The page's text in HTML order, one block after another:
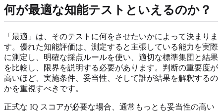
何が最適な知能テストといえるのか？
「最適」は、そのテストに何をさせたいかによって決まりま
す。優れた知能評価は、測定すると主張している能力を実際
に測定し、明確な採点ルールを使い、適切な標準集団と結果
を比較し、限界を説明する必要があります。判断の重要度が
高いほど、実施条件、妥当性、そして誰が結果を解釈するの
かを重視すべきです。
正式な IQ スコアが必要な場合、通常もっとも妥当性の高い